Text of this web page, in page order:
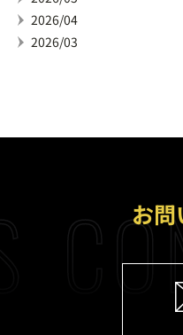
2026/04
2026/03
お問